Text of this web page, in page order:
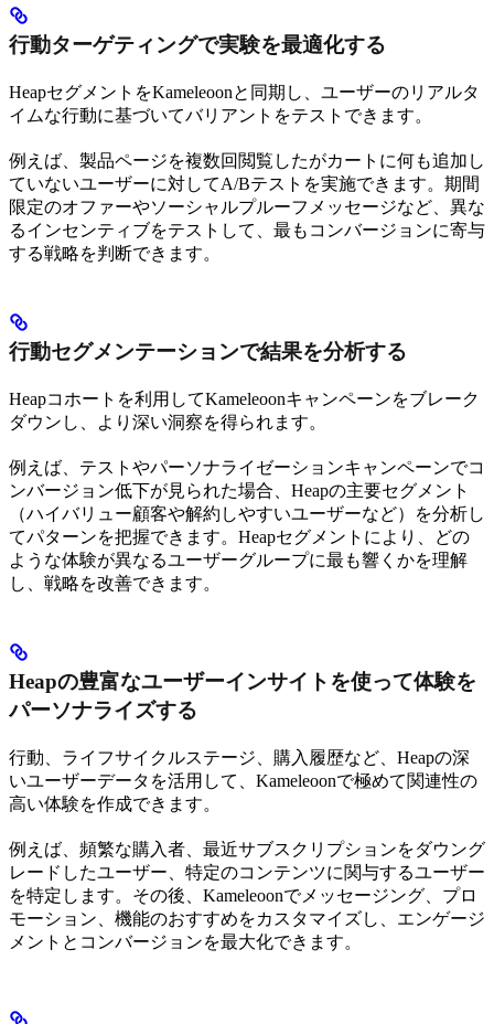
行動ターゲティングで実験を最適化する
HeapセグメントをKameleoonと同期し、ユーザーのリアルタ
イムな行動に基づいてバリアントをテストできます。
例えば、製品ページを複数回閲覧したがカートに何も追加し
ていないユーザーに対してA/Bテストを実施できます。期間
限定のオファーやソーシャルプルーフメッセージなど、異な
るインセンティブをテストして、最もコンバージョンに寄与
する戦略を判断できます。
行動セグメンテーションで結果を分析する
Heapコホートを利用してKameleoonキャンペーンをブレーク
ダウンし、より深い洞察を得られます。
例えば、テストやパーソナライゼーションキャンペーンでコ
ンバージョン低下が見られた場合、Heapの主要セグメント
（ハイバリュー顧客や解約しやすいユーザーなど）を分析し
てパターンを把握できます。Heapセグメントにより、どの
ような体験が異なるユーザーグループに最も響くかを理解
し、戦略を改善できます。
Heapの豊富なユーザーインサイトを使って体験を
パーソナライズする
行動、ライフサイクルステージ、購入履歴など、Heapの深
いユーザーデータを活用して、Kameleoonで極めて関連性の
高い体験を作成できます。
例えば、頻繁な購入者、最近サブスクリプションをダウング
レードしたユーザー、特定のコンテンツに関与するユーザー
を特定します。その後、Kameleoonでメッセージング、プロ
モーション、機能のおすすめをカスタマイズし、エンゲージ
メントとコンバージョンを最大化できます。